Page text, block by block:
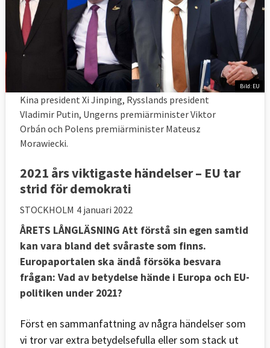
Bild: EU
Kina president Xi Jinping, Rysslands president
Vladimir Putin, Ungerns premiärminister Viktor
Orbán och Polens premiärminister Mateusz
Morawiecki.
2021 års viktigaste händelser – EU tar
strid för demokrati
STOCKHOLM 4 januari 2022
ÅRETS LÅNGLÄSNING Att förstå sin egen samtid
kan vara bland det svåraste som finns.
Europaportalen ska ändå försöka besvara
frågan: Vad av betydelse hände i Europa och EU-
politiken under 2021?
Först en sammanfattning av några händelser som
vi tror var extra betydelsefulla eller som stack ut